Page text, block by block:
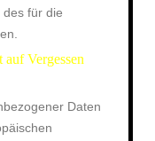
für die
Vergessen
Daten